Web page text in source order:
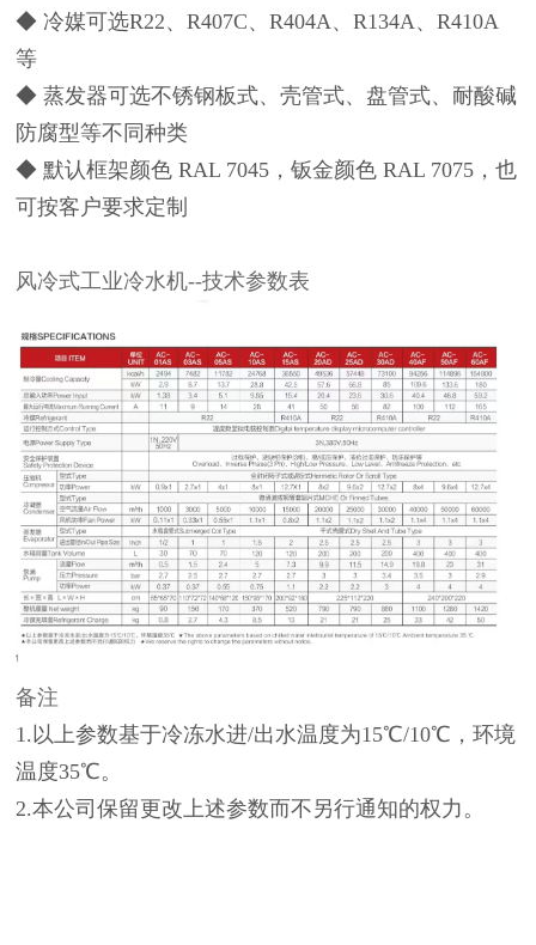
◆ 冷媒可选R22、R407C、R404A、R134A、R410A
等
◆ 蒸发器可选不锈钢板式、壳管式、盘管式、耐酸碱
防腐型等不同种类
◆ 默认框架颜色 RAL 7045，钣金颜色 RAL 7075，也
可按客户要求定制
风冷式工业冷水机--技术参数表
备注
1.以上参数基于冷冻水进/出水温度为15℃/10℃，环境
温度35℃。
2.本公司保留更改上述参数而不另行通知的权力。